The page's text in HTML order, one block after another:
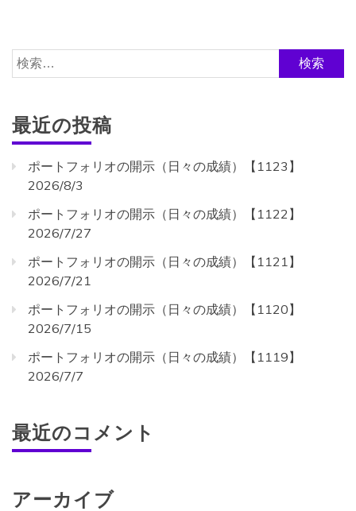
検
索:
最近の投稿
ポートフォリオの開示（日々の成績）【1123】
2026/8/3
ポートフォリオの開示（日々の成績）【1122】
2026/7/27
ポートフォリオの開示（日々の成績）【1121】
2026/7/21
ポートフォリオの開示（日々の成績）【1120】
2026/7/15
ポートフォリオの開示（日々の成績）【1119】
2026/7/7
最近のコメント
アーカイブ